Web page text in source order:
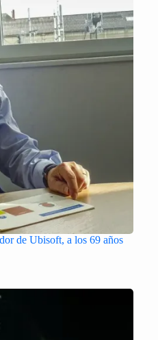
de Ubisoft, a los 69 años